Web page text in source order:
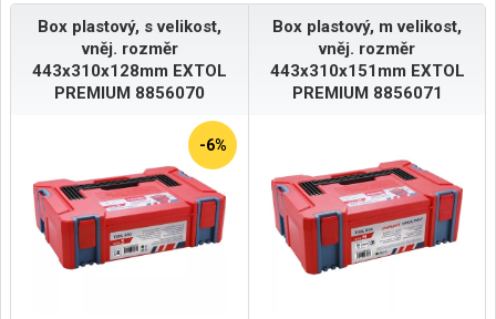
Box plastový, s velikost,
vněj. rozměr
443x310x128mm EXTOL
PREMIUM 8856070
-6%
Box plastový, m velikost,
vněj. rozměr
443x310x151mm EXTOL
PREMIUM 8856071